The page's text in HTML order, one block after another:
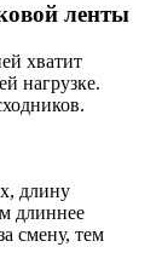
ленты
хватит
нагрузке.
длину
длиннее
смену, тем